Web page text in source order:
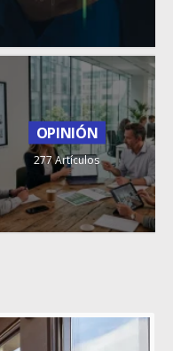
OPINIÓN
277 Artículos